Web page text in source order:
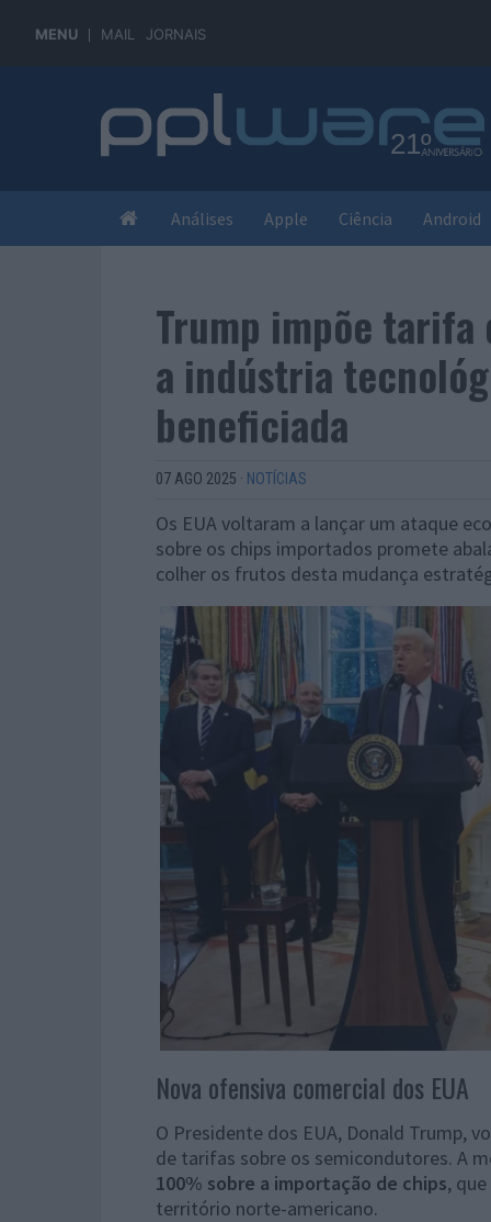
MENU MAIL JORNAIS
Análises Apple Ciência Android
Trump impõe tarifa
a indústria
beneficiada
07 AGO 2025 · NOTÍCIAS
Os EUA voltaram a lançar um ataque
sobre os chips importados promete
colher os frutos desta mudança
Nova ofensiva comercial dos EUA
O Presidente dos EUA, Donald Trump,
de tarifas sobre os semicondutores. A
100% sobre a importação de chips,
território norte-americano.